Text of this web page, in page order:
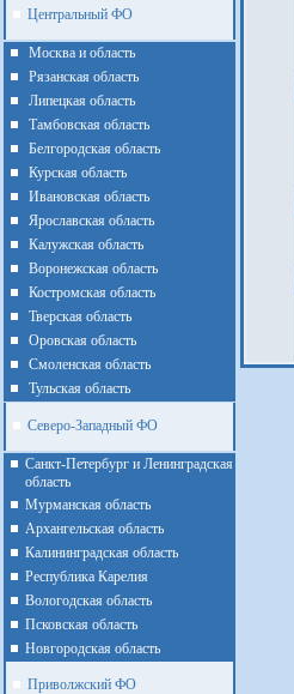
Центральный ФО
Москва и область
Рязанская область
Липецкая область
Тамбовская область
Белгородская область
Курская область
Ивановская область
Ярославская область
Калужская область
Воронежская область
Костромская область
Тверская область
Оровская область
Смоленская область
Тульская область
Северо-Западный ФО
Санкт-Петербург и Ленинградская
область
Мурманская область
Архангельская область
Калининградская область
Республика Карелия
Вологодская область
Псковская область
Новгородская область
Приволжский ФО